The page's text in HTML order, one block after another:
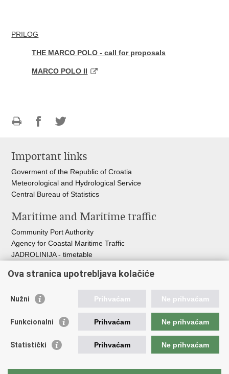
PRILOG
THE MARCO POLO - call for proposals
MARCO POLO II
page
FacebookTwitteru
Important links
Goverment of the Republic of Croatia
Meteorological and Hydrological Service
Central Bureau of Statistics
Maritime and Maritime traffic
Community Port Authority
Agency for Coastal Maritime Traffic
JADROLINIJA - timetable
Croatian Motorways
Bus station Zagreb
Craotian Railways Passenger Transport
Zagreb International Airport - Franjo Tuđman
Ova stranica upotrebljava kolačiće
Nužni Prihvaćam Ne prihvaćam
Funkcionalni Prihvaćam Ne prihvaćam
Statistički Prihvaćam Ne prihvaćam